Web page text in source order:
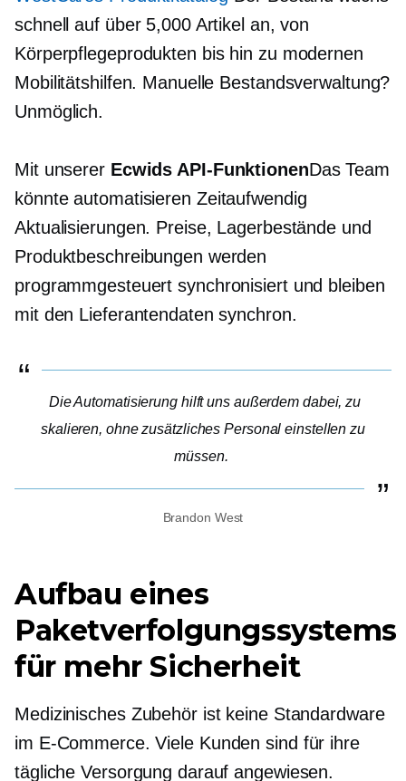
schnell auf über 5,000 Artikel an, von
Körperpflegeprodukten bis hin zu modernen
Mobilitätshilfen. Manuelle Bestandsverwaltung?
Unmöglich.
Mit unserer Ecwids API-FunktionenDas Team
könnte automatisieren Zeitaufwendig
Aktualisierungen. Preise, Lagerbestände und
Produktbeschreibungen werden
programmgesteuert synchronisiert und bleiben
mit den Lieferantendaten synchron.
Die Automatisierung hilft uns außerdem dabei, zu
skalieren, ohne zusätzliches Personal einstellen zu
müssen.
Brandon West
Aufbau eines
Paketverfolgungssystems
für mehr Sicherheit
Medizinisches Zubehör ist keine Standardware
im E-Commerce. Viele Kunden sind für ihre
tägliche Versorgung darauf angewiesen.